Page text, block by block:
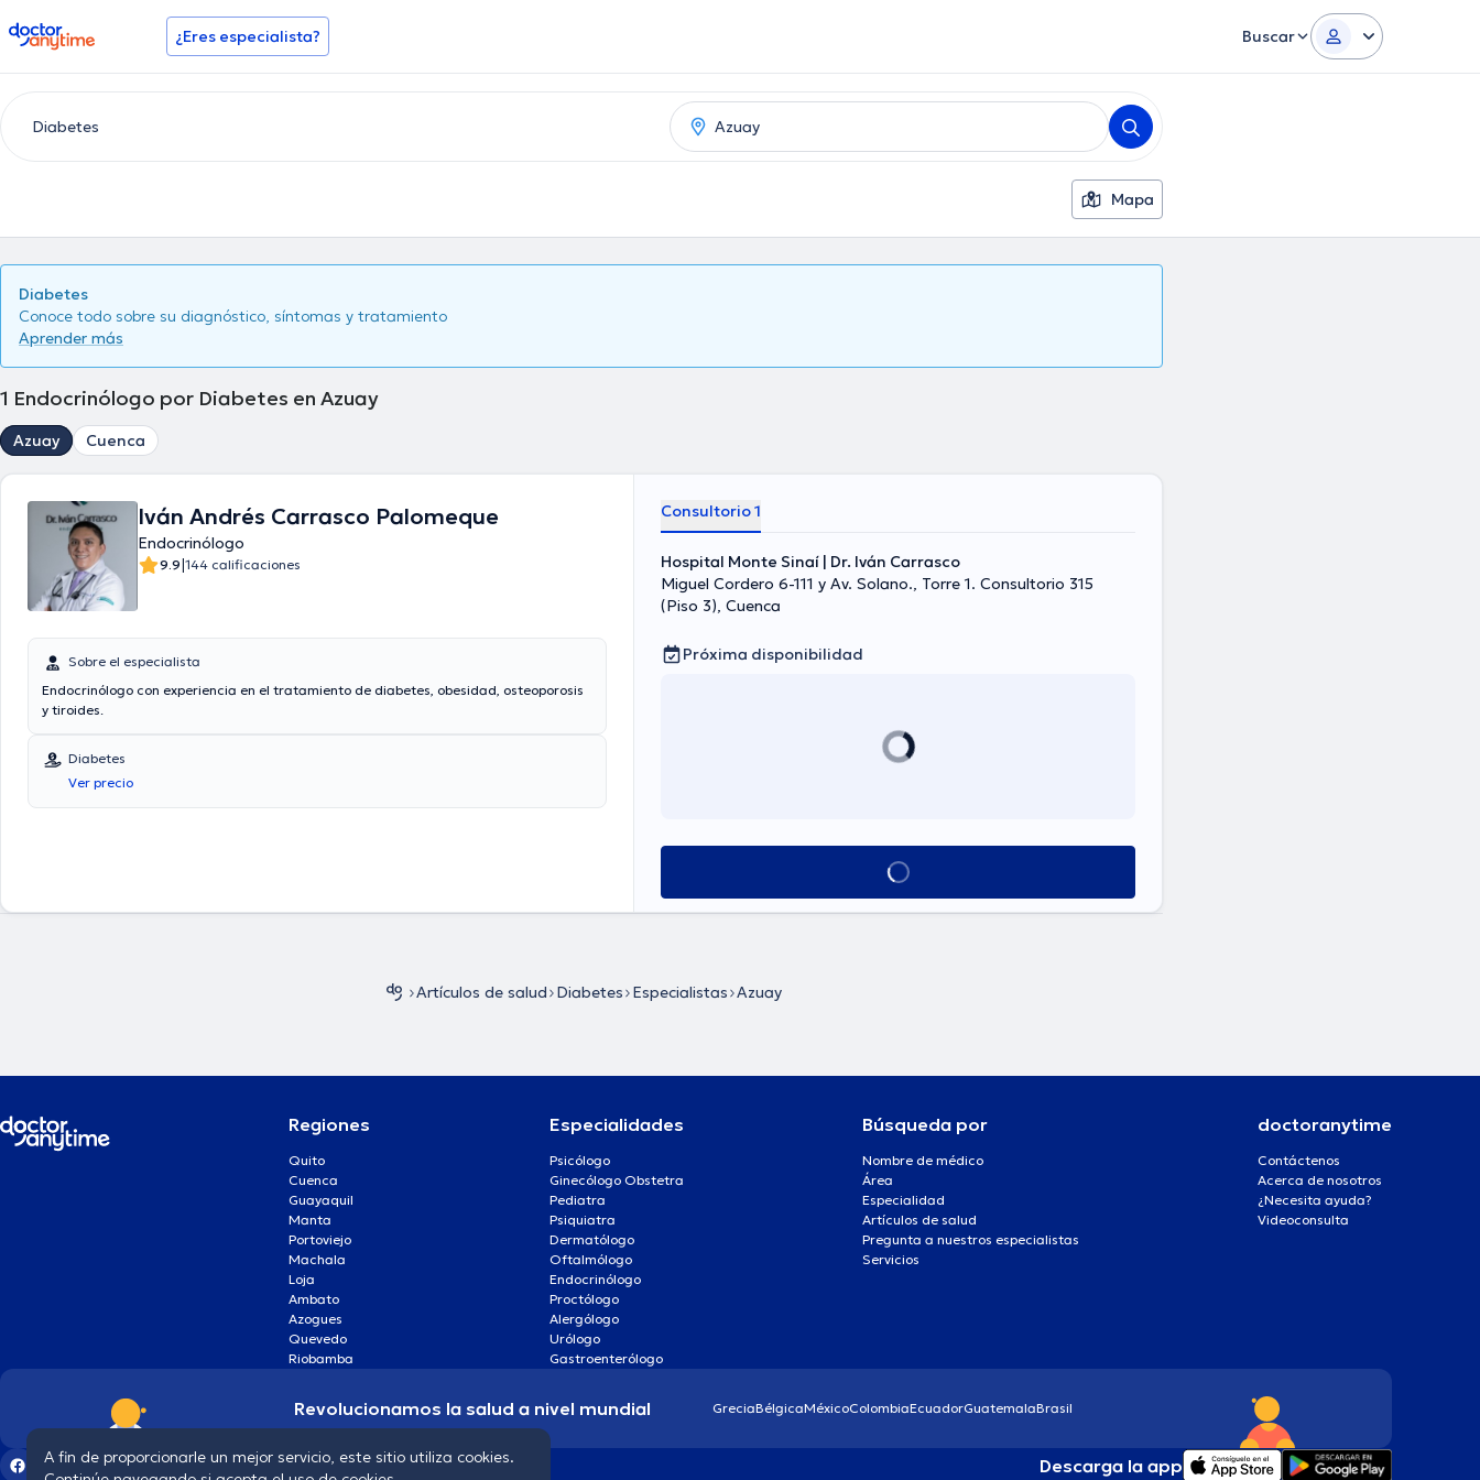
doctoranytime ¿Eres especialista? Buscar
Mapa
Diabetes
Conoce todo sobre su diagnóstico, síntomas y tratamiento
Aprender más
1 Endocrinólogo por Diabetes en Azuay
Azuay Cuenca
Iván Andrés Carrasco Palomeque
Endocrinólogo
9.9|144 calificaciones
Sobre el especialista
Endocrinólogo con experiencia en el tratamiento de diabetes, obesidad, osteoporosis
y tiroides.
Diabetes
Ver precio
Consultorio 1
Hospital Monte Sinaí | Dr. Iván Carrasco
Miguel Cordero 6-111 y Av. Solano., Torre 1. Consultorio 315
(Piso 3), Cuenca
Próxima disponibilidad
Ver más horarios
Artículos de salud Diabetes Especialistas Azuay
Regiones
Quito
Cuenca
Guayaquil
Manta
Portoviejo
Machala
Loja
Ambato
Azogues
Quevedo
Riobamba
Especialidades
Psicólogo
Ginecólogo Obstetra
Pediatra
Psiquiatra
Dermatólogo
Oftalmólogo
Endocrinólogo
Proctólogo
Alergólogo
Urólogo
Gastroenterólogo
Búsqueda por
Nombre de médico
Área
Especialidad
Artículos de salud
Pregunta a nuestros especialistas
Servicios
doctoranytime
Contáctenos
Acerca de nosotros
¿Necesita ayuda?
Videoconsulta
Revolucionamos la salud a nivel mundial GreciaBélgicaMéxicoColombiaEcuadorGuatemalaBrasil
Descarga la app
A fin de proporcionarle un mejor servicio, este sitio utiliza cookies.